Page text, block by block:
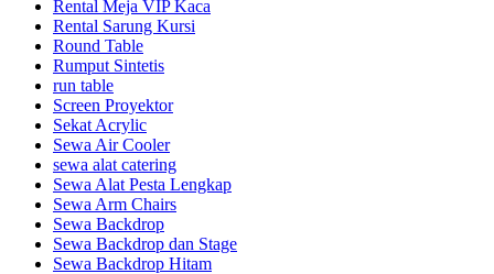
Rental Meja VIP Kaca
Rental Sarung Kursi
Round Table
Rumput Sintetis
run table
Screen Proyektor
Sekat Acrylic
Sewa Air Cooler
sewa alat catering
Sewa Alat Pesta Lengkap
Sewa Arm Chairs
Sewa Backdrop
Sewa Backdrop dan Stage
Sewa Backdrop Hitam